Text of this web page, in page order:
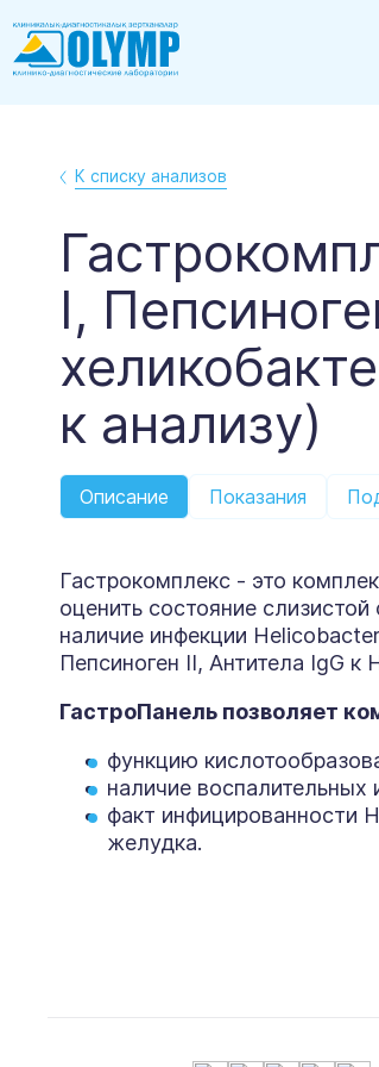
К списку анализов
I,
к анализу)
Описание Показания
Гастрокомплекс - это
оценить состояние
наличие инфекции
Пепсиноген II, Антитела IgG к
ГастроПанель позволяет
функцию
наличие воспалительных
факт инфицированности
желудка.